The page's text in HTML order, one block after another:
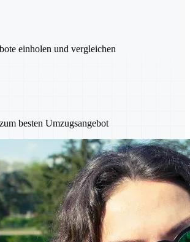
einholen und vergleichen
besten Umzugsangebot